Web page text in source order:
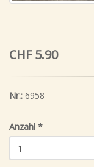
CHF 5.90
Nr.: 6958
Anzahl *